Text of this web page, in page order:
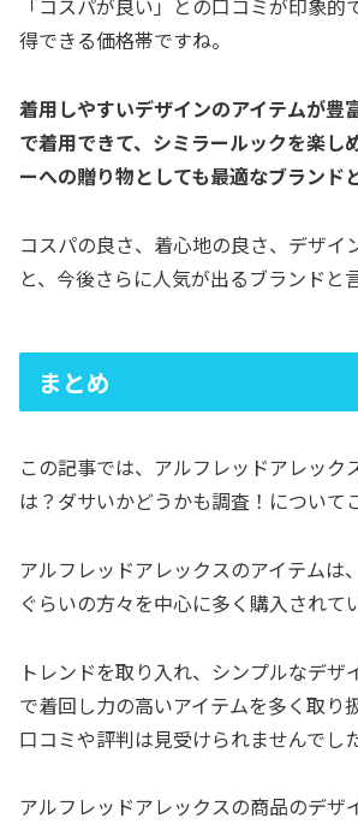
「コスパが良い」との口コミが印象
得できる価格帯ですね。
着用しやすいデザインのアイテムが豊
で着用できて、シミラールックを楽し
ーへの贈り物としても最適なブランド
コスパの良さ、着心地の良さ、デザイ
と、今後さらに人気が出るブランドと
まとめ
この記事では、アルフレッドアレック
は？ダサいかどうかも調査！について
アルフレッドアレックスのアイテムは
ぐらいの方々を中心に多く購入されて
トレンドを取り入れ、シンプルなデザ
で着回し力の高いアイテムを多く取り
口コミや評判は見受けられませんでした
アルフレッドアレックスの商品のデザ